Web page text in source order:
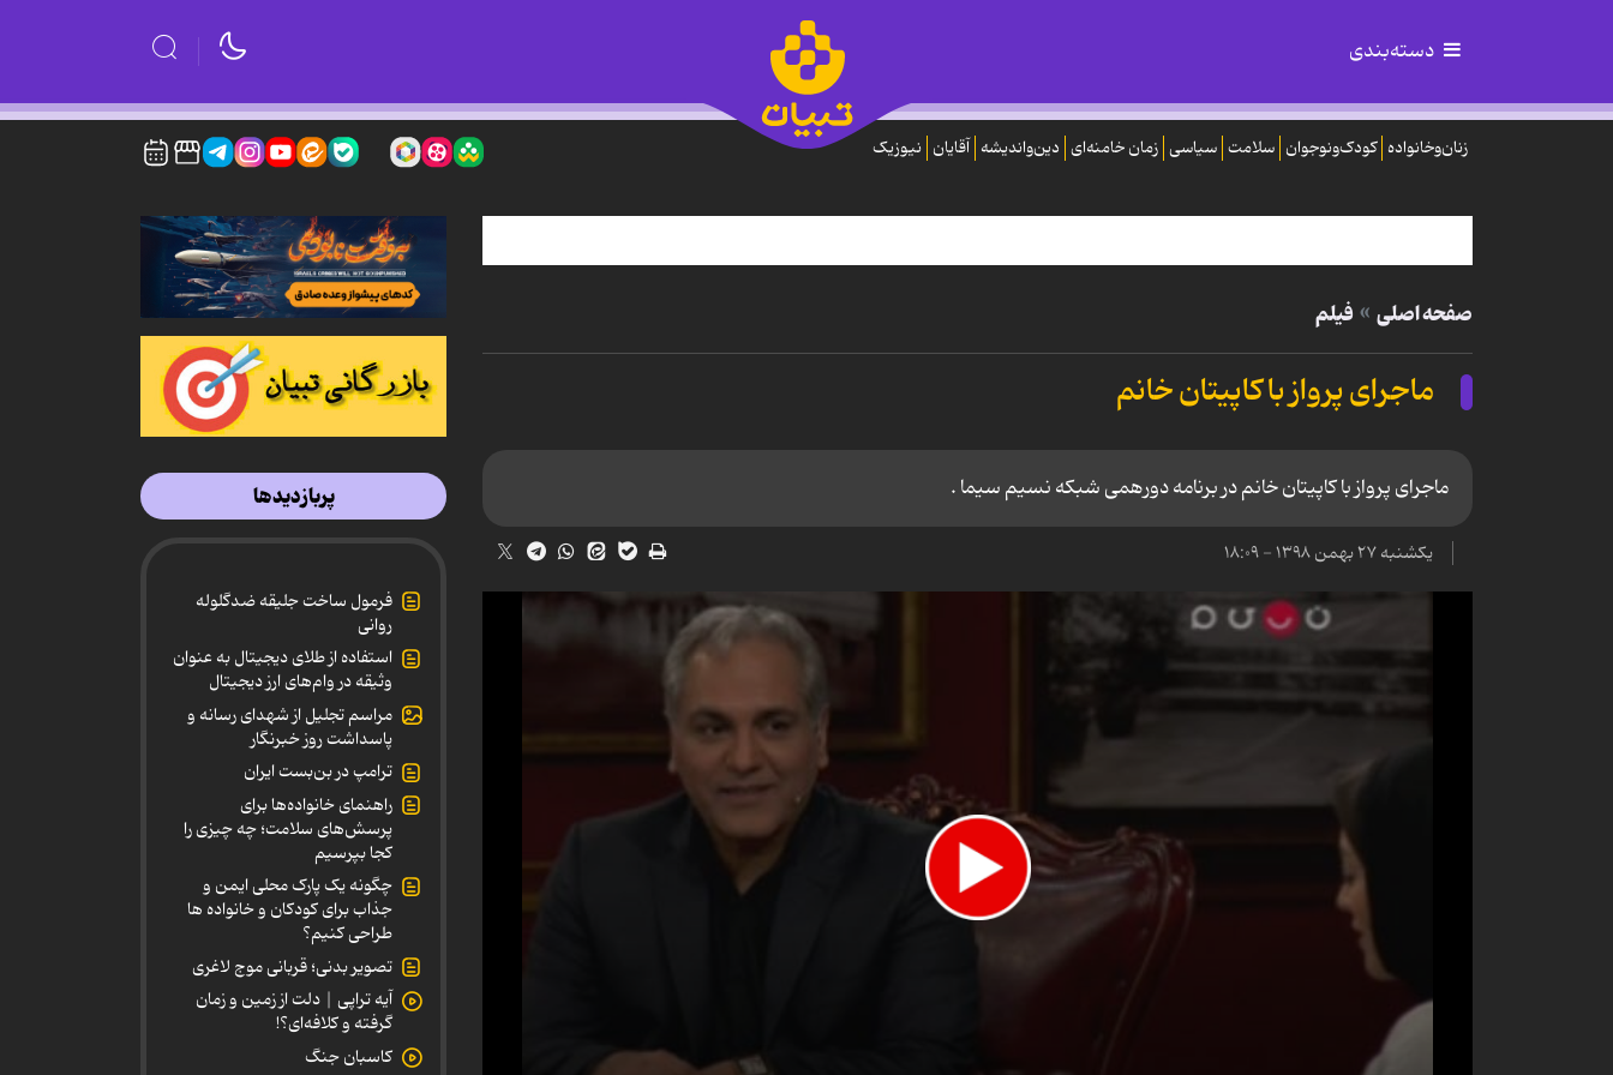
دسته‌بندی
زنان‌وخانواده کودک‌ونوجوان سلامت سیاسی زمان خامنه‌ای دین‌واندیشه آقایان نیوزیک
صفحه اصلی فیلم
ماجرای پرواز با کاپیتان خانم
ماجرای پرواز با کاپیتان خانم در برنامه دورهمی شبکه نسیم سیما .
یکشنبه ۲۷ بهمن ۱۳۹۸ - ۱۸:۰۹
پربازدیدها
فرمول ساخت جلیقه ضدگلوله
روانی
استفاده از طلای دیجیتال به عنوان
وثیقه در وام‌های ارز دیجیتال
مراسم تجلیل از شهدای رسانه و
پاسداشت روز خبرنگار
ترامپ در بن‌بست ایران
راهنمای خانواده‌ها برای
پرسش‌های سلامت؛ چه چیزی را
کجا بپرسیم
چگونه یک پارک محلی ایمن و
جذاب برای کودکان و خانواده ها
طراحی کنیم؟
تصویر بدنی؛ قربانی موج لاغری
آیه تراپی | دلت از زمین و زمان
گرفته و کلافه‌ای؟!
کاسبان جنگ